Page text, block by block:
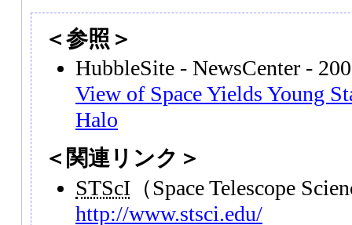
＜参照＞
HubbleSite - NewsCenter -
View of Space Yields Young
Halo
＜関連リンク＞
STScI （Space Telescope
http://www.stsci.edu/